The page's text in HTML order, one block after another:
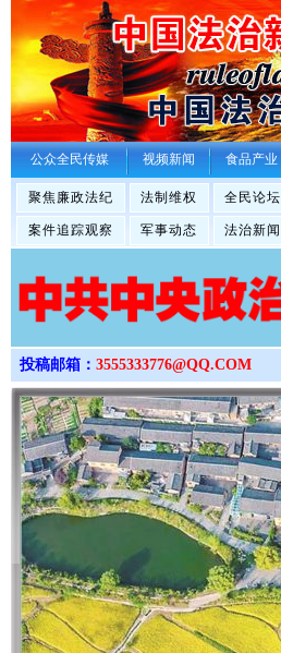
公众全民传媒 视频新闻 食品产业
聚焦廉政法纪 法制维权 全民论坛
案件追踪观察 军事动态 法治新闻
投稿邮箱： 3555333776@QQ.COM